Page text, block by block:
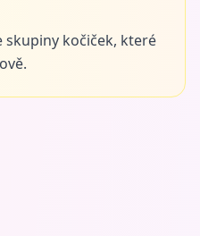
skupiny kočiček, které